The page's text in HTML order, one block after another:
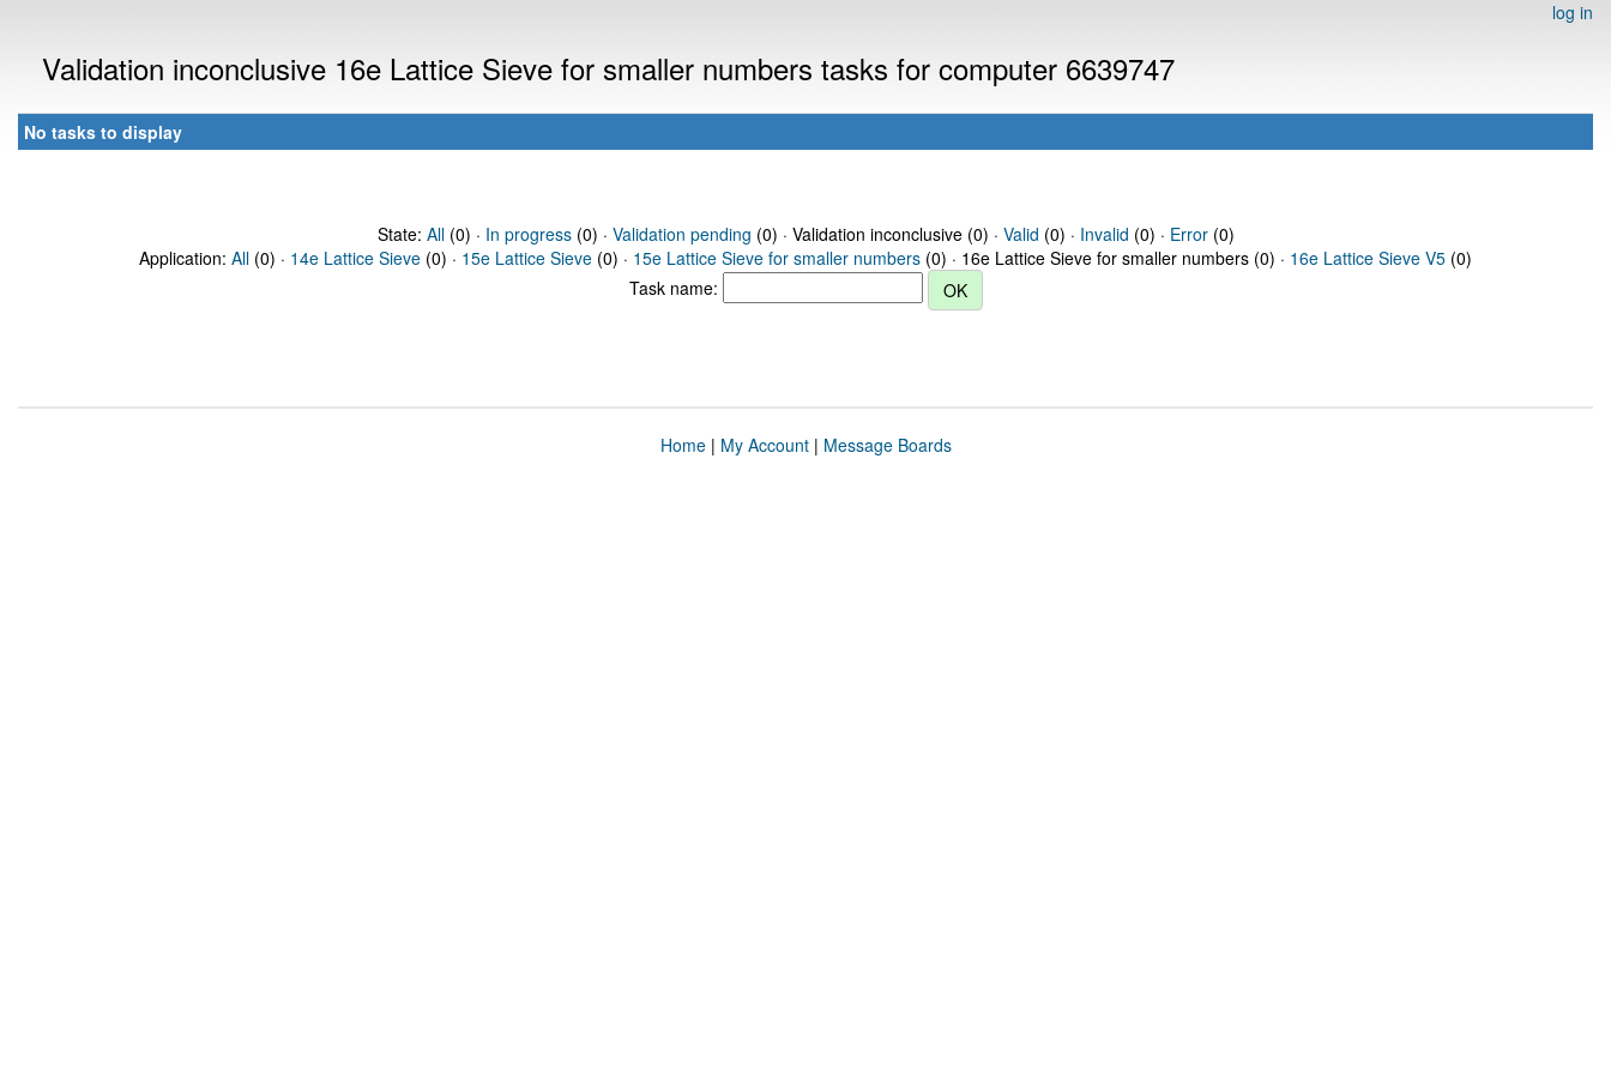
log in
Validation inconclusive 16e Lattice Sieve for smaller numbers tasks for computer 6639747
No tasks to display
State: All(0) · In progress(0) · Validation pending (0) · Validation inconclusive (0) · Valid (0) · Invalid (0) · Error(0)
Application: All (0) · 14e Lattice Sieve (0) · 15e Lattice Sieve (0) · 15e Lattice Sieve for smaller numbers (0) · 16e Lattice Sieve for smaller numbers (0) · 16e Lattice Sieve V5 (0)
Task name:
Home| My Account| Message Boards